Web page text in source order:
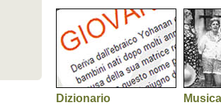
Dizionario
Musica